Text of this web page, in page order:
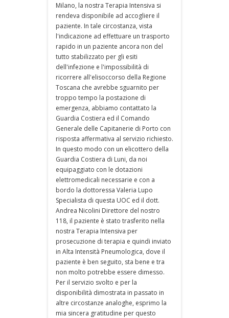
Milano, la nostra Terapia Intensiva si
rendeva disponibile ad accogliere il
paziente. In tale circostanza, vista
l'indicazione ad effettuare un trasporto
rapido in un paziente ancora non del
tutto stabilizzato per gli esiti
dell'infezione e l'impossibilità di
ricorrere all'elisoccorso della Regione
Toscana che avrebbe sguarnito per
troppo tempo la postazione di
emergenza, abbiamo contattato la
Guardia Costiera ed il Comando
Generale delle Capitanerie di Porto con
risposta affermativa al servizio richiesto.
In questo modo con un elicottero della
Guardia Costiera di Luni, da noi
equipaggiato con le dotazioni
elettromedicali necessarie e con a
bordo la dottoressa Valeria Lupo
Specialista di questa UOC ed il dott.
Andrea Nicolini Direttore del nostro
118, il paziente è stato trasferito nella
nostra Terapia Intensiva per
prosecuzione di terapia e quindi inviato
in Alta Intensità Pneumologica, dove il
paziente è ben seguito, sta bene e tra
non molto potrebbe essere dimesso.
Per il servizio svolto e per la
disponibilità dimostrata in passato in
altre circostanze analoghe, esprimo la
mia sincera gratitudine per questo